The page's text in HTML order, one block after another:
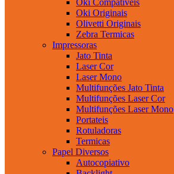
Oki Originais
Olivetti Originais
Zebra Termicas
Impressoras
Jato Tinta
Laser Cor
Laser Mono
Multifunções Jato Tinta
Multifunções Laser Cor
Multifunções Laser Mono
Portateis
Rotuladoras
Termicas
Papel Diversos
Autocopiativo